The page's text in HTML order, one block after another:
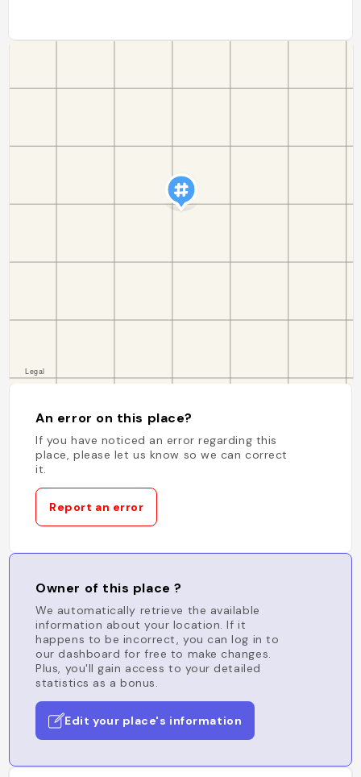
An error on this place?
If you have noticed an error regarding this
place, please let us know so we can correct
it.
Report an error
Owner of this place ?
We automatically retrieve the available
information about your location. If it
happens to be incorrect, you can log in to
our dashboard for free to make changes.
Plus, you'll gain access to your detailed
statistics as a bonus.
Edit your place's information